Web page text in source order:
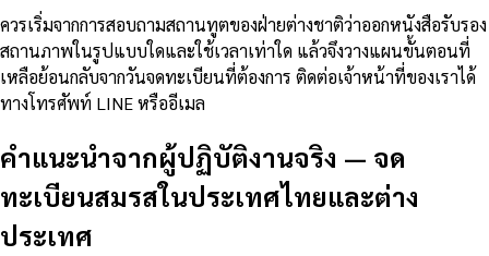
ควรเริ่มจากการสอบถามสถานทูตของฝ่ายต่างชาติว่าออกหนังสือรับรอง
สถานภาพในรูปแบบใดและใช้เวลาเท่าใด แล้วจึงวางแผนขั้นตอนที่
เหลือย้อนกลับจากวันจดทะเบียนที่ต้องการ ติดต่อเจ้าหน้าที่ของเราได้
ทางโทรศัพท์ LINE หรืออีเมล
คำแนะนำจากผู้ปฏิบัติงานจริง — จด
ทะเบียนสมรสในประเทศไทยและต่าง
ประเทศ